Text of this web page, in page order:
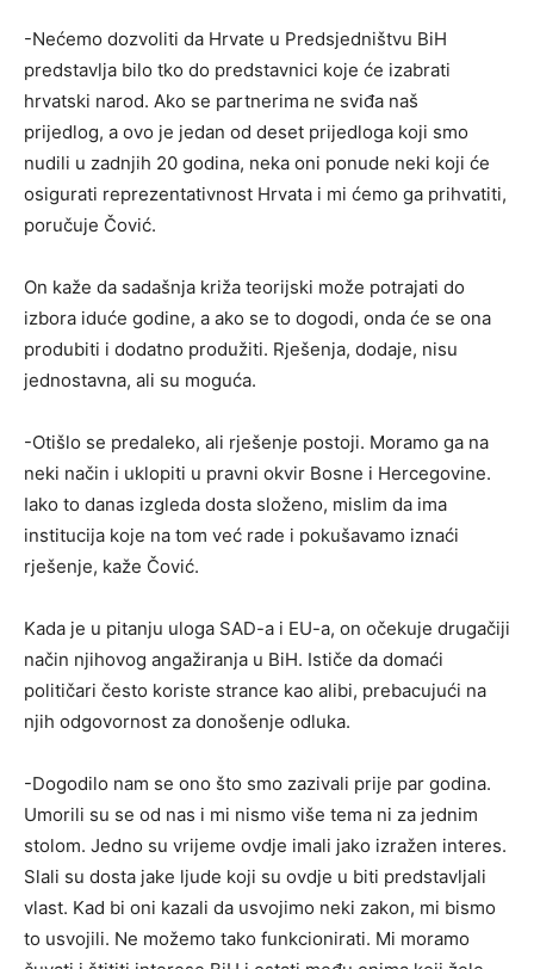
-Nećemo dozvoliti da Hrvate u Predsjedništvu BiH
predstavlja bilo tko do predstavnici koje će izabrati
hrvatski narod. Ako se partnerima ne sviđa naš
prijedlog, a ovo je jedan od deset prijedloga koji smo
nudili u zadnjih 20 godina, neka oni ponude neki koji će
osigurati reprezentativnost Hrvata i mi ćemo ga prihvatiti,
poručuje Čović.
On kaže da sadašnja križa teorijski može potrajati do
izbora iduće godine, a ako se to dogodi, onda će se ona
produbiti i dodatno produžiti. Rješenja, dodaje, nisu
jednostavna, ali su moguća.
-Otišlo se predaleko, ali rješenje postoji. Moramo ga na
neki način i uklopiti u pravni okvir Bosne i Hercegovine.
Iako to danas izgleda dosta složeno, mislim da ima
institucija koje na tom već rade i pokušavamo iznaći
rješenje, kaže Čović.
Kada je u pitanju uloga SAD-a i EU-a, on očekuje drugačiji
način njihovog angažiranja u BiH. Ističe da domaći
političari često koriste strance kao alibi, prebacujući na
njih odgovornost za donošenje odluka.
-Dogodilo nam se ono što smo zazivali prije par godina.
Umorili su se od nas i mi nismo više tema ni za jednim
stolom. Jedno su vrijeme ovdje imali jako izražen interes.
Slali su dosta jake ljude koji su ovdje u biti predstavljali
vlast. Kad bi oni kazali da usvojimo neki zakon, mi bismo
to usvojili. Ne možemo tako funkcionirati. Mi moramo